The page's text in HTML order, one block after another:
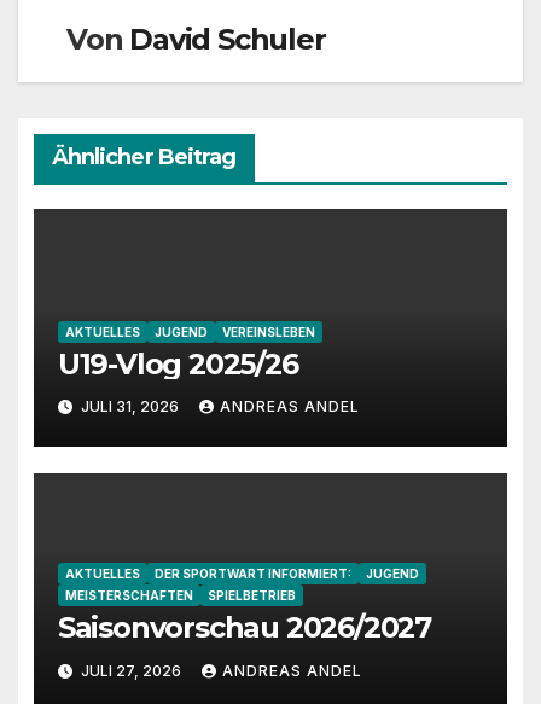
Von David Schuler
Ähnlicher Beitrag
AKTUELLES JUGEND VEREINSLEBEN
U19-Vlog 2025/26
JULI 31, 2026 ANDREAS ANDEL
AKTUELLES DER SPORTWART INFORMIERT:
JUGEND
MEISTERSCHAFTEN
SPIELBETRIEB
Saisonvorschau 2026/2027
JULI 27, 2026 ANDREAS ANDEL